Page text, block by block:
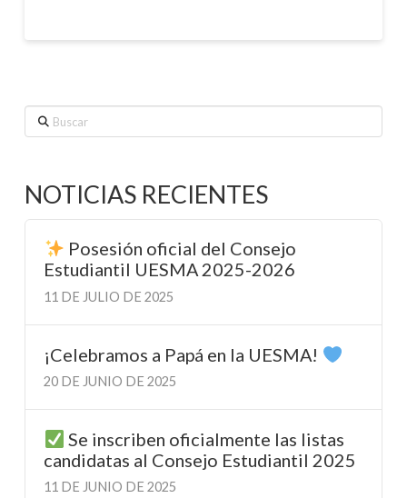
Buscar
NOTICIAS RECIENTES
Posesión oficial del Consejo
Estudiantil UESMA 2025-2026
11 DE JULIO DE 2025
¡Celebramos a Papá en la UESMA!
20 DE JUNIO DE 2025
Se inscriben oficialmente las listas
candidatas al Consejo Estudiantil 2025
11 DE JUNIO DE 2025